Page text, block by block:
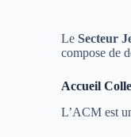
LeSecteur
compose de
Accueil
L’ACM est